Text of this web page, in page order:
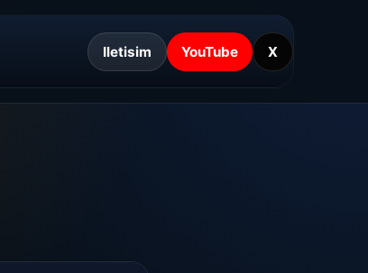
Iletisim YouTube X